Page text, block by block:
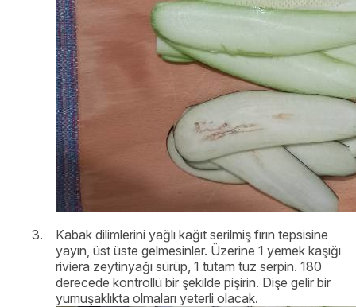
Kabak dilimlerini yağlı kağıt serilmiş fırın tepsisine
yayın, üst üste gelmesinler. Üzerine 1 yemek kaşığı
riviera zeytinyağı sürüp, 1 tutam tuz serpin. 180
derecede kontrollü bir şekilde pişirin. Dişe gelir bir
yumuşaklıkta olmaları yeterli olacak.